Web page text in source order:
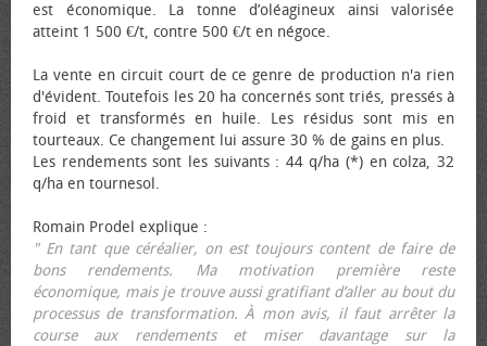
est économique. La tonne d’oléagineux ainsi valorisée
atteint 1 500 €/t, contre 500 €/t en négoce.
La vente en circuit court de ce genre de production n'a rien
d'évident. Toutefois les 20 ha concernés sont triés, pressés à
froid et transformés en huile. Les résidus sont mis en
tourteaux. Ce changement lui assure 30 % de gains en plus.
Les rendements sont les suivants : 44 q/ha (*) en colza, 32
q/ha en tournesol.
Romain Prodel explique :
" En tant que céréalier, on est toujours content de faire de
bons rendements. Ma motivation première reste
économique, mais je trouve aussi gratifiant d’aller au bout du
processus de transformation. À mon avis, il faut arrêter la
course aux rendements et miser davantage sur la